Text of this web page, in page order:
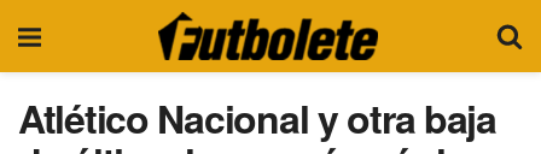
Atlético Nacional y otra baja